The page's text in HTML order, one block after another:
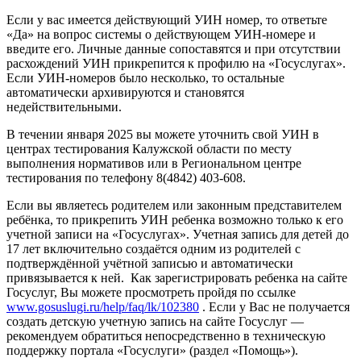
Если у вас имеется действующий УИН номер, то ответьте
«Да» на вопрос системы о действующем УИН-номере и
введите его. Личные данные сопоставятся и при отсутствии
расхождений УИН прикрепится к профилю на «Госуслугах».
Если УИН-номеров было несколько, то остальные
автоматически архивируются и становятся
недействительными.
В течении января 2025 вы можете уточнить свой УИН в
центрах тестирования Калужской области по месту
выполнения нормативов или в Региональном центре
тестирования по телефону 8(4842) 403-608.
Если вы являетесь родителем или законным представителем
ребёнка, то прикрепить УИН ребенка возможно только к его
учетной записи на «Госуслугах». Учетная запись для детей до
17 лет включительно создаётся одним из родителей с
подтверждённой учётной записью и автоматически
привязывается к ней. Как зарегистрировать ребенка на сайте
Госуслуг, Вы можете просмотреть пройдя по ссылке
www.gosuslugi.ru/help/faq/lk/102380 . Если у Вас не получается
создать детскую учетную запись на сайте Госуслуг —
рекомендуем обратиться непосредственно в техническую
поддержку портала «Госуслуги» (раздел «Помощь»).